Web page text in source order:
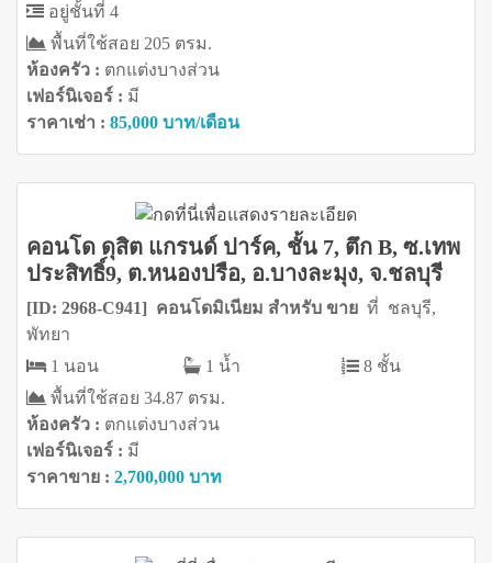
อยู่ชั้นที่ 4
พื้นที่ใช้สอย 205 ตรม.
ห้องครัว : ตกแต่งบางส่วน
เฟอร์นิเจอร์ : มี
ราคาเช่า : 85,000 บาท/เดือน
คอนโด ดุสิต แกรนด์ ปาร์ค, ชั้น 7, ตึก B, ซ.เทพ
ประสิทธิ์9, ต.หนองปรือ, อ.บางละมุง, จ.ชลบุรี
[ID: 2968-C941] คอนโดมิเนียม สำหรับ ขาย ที่ ชลบุรี,
พัทยา
1 นอน
1 น้ำ
8 ชั้น
พื้นที่ใช้สอย 34.87 ตรม.
ห้องครัว : ตกแต่งบางส่วน
เฟอร์นิเจอร์ : มี
ราคาขาย : 2,700,000 บาท